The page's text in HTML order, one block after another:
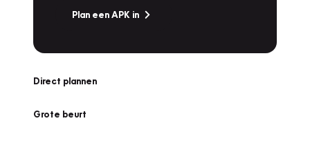
Plan een APK in
Direct plannen
Grote beurt